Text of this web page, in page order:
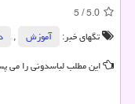
5.0
/
5
تگهای خبر:
آموزش ,
این مطلب لباسدونی را می